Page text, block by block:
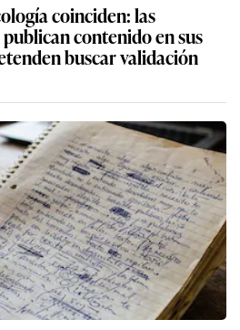
coinciden: las
contenido en sus
buscar validación